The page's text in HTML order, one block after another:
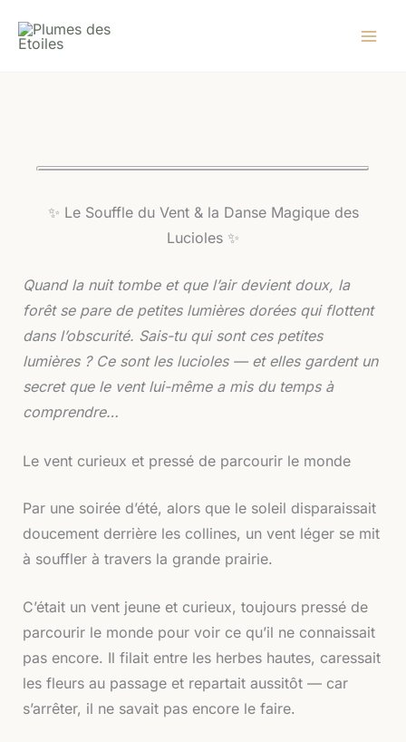
✨ Le Souffle du Vent & la Danse Magique des
Lucioles ✨
Quand la nuit tombe et que l’air devient doux, la
forêt se pare de petites lumières dorées qui flottent
dans l’obscurité. Sais-tu qui sont ces petites
lumières ? Ce sont les lucioles — et elles gardent un
secret que le vent lui-même a mis du temps à
comprendre…
Le vent curieux et pressé de parcourir le monde
Par une soirée d’été, alors que le soleil disparaissait
doucement derrière les collines, un vent léger se mit
à souffler à travers la grande prairie.
C’était un vent jeune et curieux, toujours pressé de
parcourir le monde pour voir ce qu’il ne connaissait
pas encore. Il filait entre les herbes hautes, caressait
les fleurs au passage et repartait aussitôt — car
s’arrêter, il ne savait pas encore le faire.